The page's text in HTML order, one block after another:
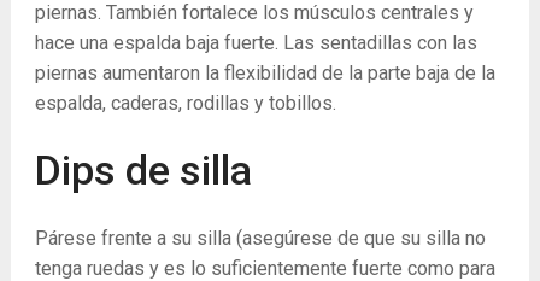
piernas. También fortalece los músculos centrales y
hace una espalda baja fuerte. Las sentadillas con las
piernas aumentaron la flexibilidad de la parte baja de la
espalda, caderas, rodillas y tobillos.
Dips de silla
Párese frente a su silla (asegúrese de que su silla no
tenga ruedas y es lo suficientemente fuerte como para